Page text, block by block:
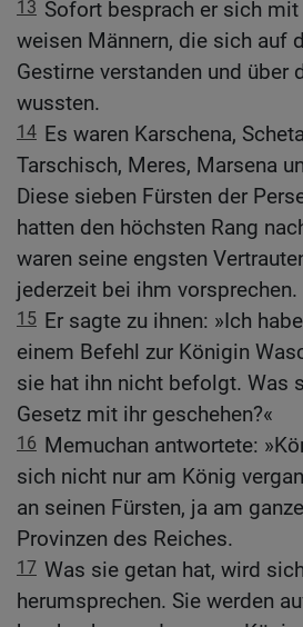
13 Sofort besprach er sich mit
weisen Männern, die sich auf
Gestirne verstanden und über
wussten.
14 Es waren Karschena,
Tarschisch, Meres, Marsena
Diese sieben Fürsten der
hatten den höchsten Rang
waren seine engsten
jederzeit bei ihm vorsprechen.
15 Er sagte zu ihnen: »Ich
einem Befehl zur Königin
sie hat ihn nicht befolgt. Was
Gesetz mit ihr geschehen?«
16 Memuchan antwortete:
sich nicht nur am König
an seinen Fürsten, ja am
Provinzen des Reiches.
17 Was sie getan hat, wird
herumsprechen. Sie werden